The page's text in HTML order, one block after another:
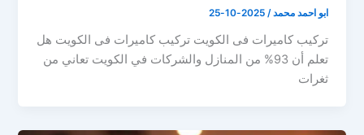
ابو احمد محمد/
2025-10-25
تركيب كاميرات فى الكويت تركيب كاميرات فى الكويت هل
تعلم أن 93% من المنازل والشركات في الكويت تعاني من
ثغرات